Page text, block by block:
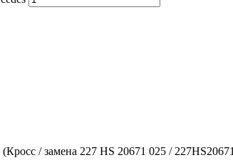
/ замена 227 HS 20671 025 /